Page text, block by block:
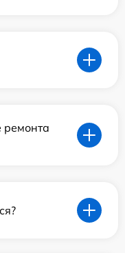
ремонта